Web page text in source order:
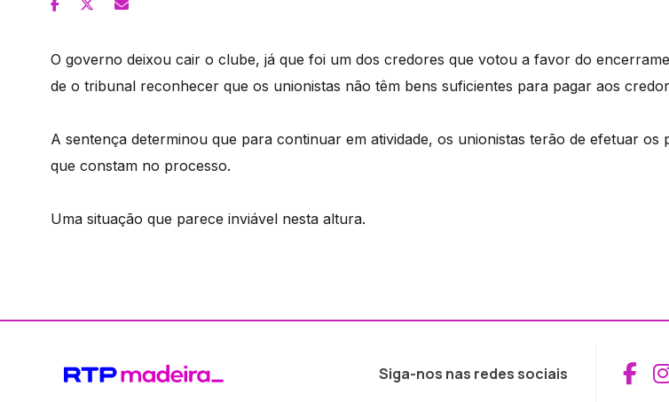
O governo deixou cair o clube, já que foi um dos credores que votou a favor do
de o tribunal reconhecer que os unionistas não têm bens suficientes para pagar aos
A sentença determinou que para continuar em atividade, os unionistas terão de efetuar os
que constam no processo.
Uma situação que parece inviável nesta altura.
Siga-nos nas redes sociais